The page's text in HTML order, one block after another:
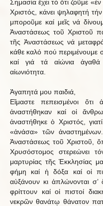
Σημασία ἔχει τό ὅτι ζοῦμε
Χριστός, κάνει ψηλαφητή
μποροῦμε καί μεῖς νά
Ἀναστάσεως τοῦ Χριστοῦ
τῆς Ἀναστάσεως νά
κάθε καλό πού περιμένουμε
καί γιά τά αἰώνια
αἰωνιότητα.
Ἀγαπητά μου παιδιά,
Εἴμαστε πεπεισμένοι ὅτι
ἀναστήθηκαν καί οἱ
ἀναστήθηκε ὁ Χριστός,
«ἀνάσα» τῶν
Ἀναστάσεως τοῦ Χριστοῦ,
Χρυσόστομος στερεώνει
μαρτυρίας τῆς Ἐκκλησίας
φήμη καί ἡ δόξα καί οἱ
αὐξάνουν κι ἁπλώνονται σ’
φρίττουν καί οἱ πιστοί
νεκρῶν θανάτῳ θάνατον